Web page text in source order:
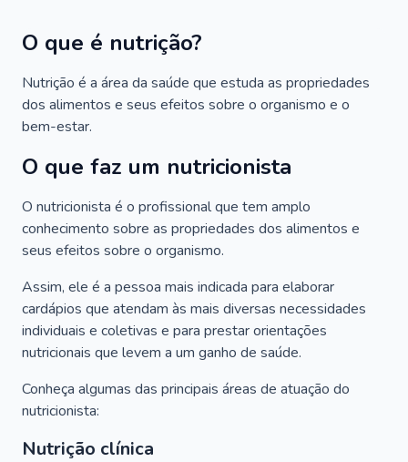
O que é nutrição?
Nutrição é a área da saúde que estuda as propriedades
dos alimentos e seus efeitos sobre o organismo e o
bem-estar.
O que faz um nutricionista
O nutricionista é o profissional que tem amplo
conhecimento sobre as propriedades dos alimentos e
seus efeitos sobre o organismo.
Assim, ele é a pessoa mais indicada para elaborar
cardápios que atendam às mais diversas necessidades
individuais e coletivas e para prestar orientações
nutricionais que levem a um ganho de saúde.
Conheça algumas das principais áreas de atuação do
nutricionista:
Nutrição clínica